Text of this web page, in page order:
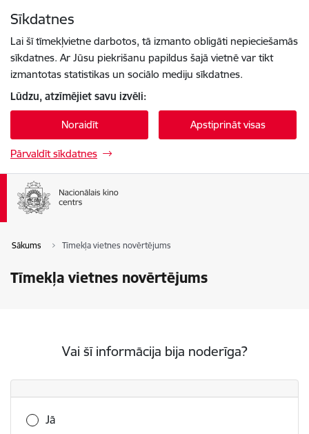
Sīkdatnes
Lai šī tīmekļvietne darbotos, tā izmanto obligāti nepieciešamās
sīkdatnes. Ar Jūsu piekrišanu papildus šajā vietnē var tikt
izmantotas statistikas un sociālo mediju sīkdatnes.
Lūdzu, atzīmējiet savu izvēli:
Noraidīt Apstiprināt visas
Pārvaldīt sīkdatnes
Sākums Tīmekļa vietnes novērtējums
Tīmekļa vietnes novērtējums
Vai šī informācija bija noderīga?
Vai šī informācija bija noderīga?
Jā